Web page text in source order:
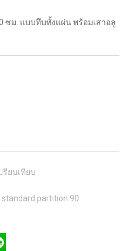
ซม. แบบทึบทั้งแผ่น พร้อมเสาอลู
รียบเทียบ
standard partition 90